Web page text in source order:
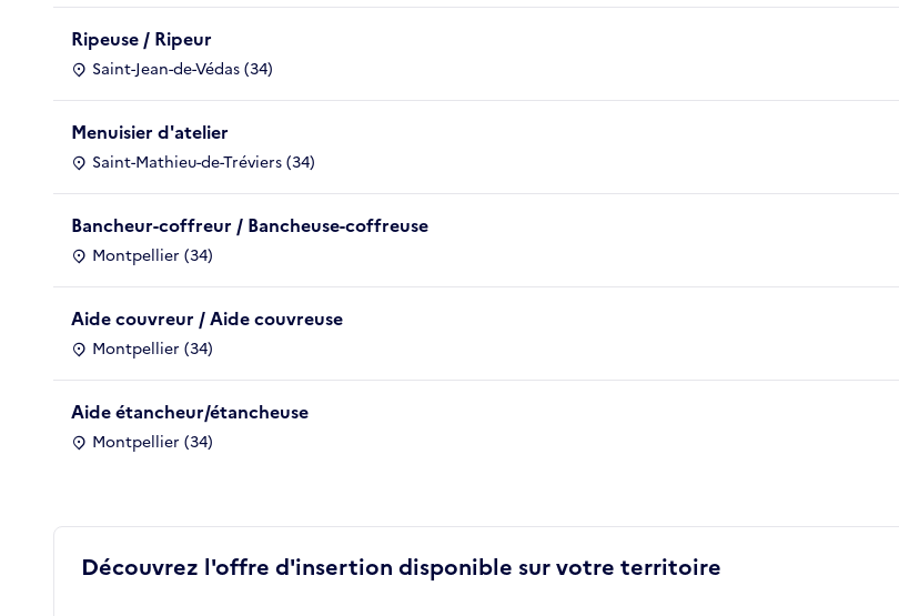
Ripeuse / Ripeur
Saint-Jean-de-Védas (34)
Menuisier d'atelier
Saint-Mathieu-de-Tréviers (34)
Bancheur-coffreur / Bancheuse-coffreuse
Montpellier (34)
Aide couvreur / Aide couvreuse
Montpellier (34)
Aide étancheur/étancheuse
Montpellier (34)
Découvrez l'offre d'insertion disponible sur votre territoire